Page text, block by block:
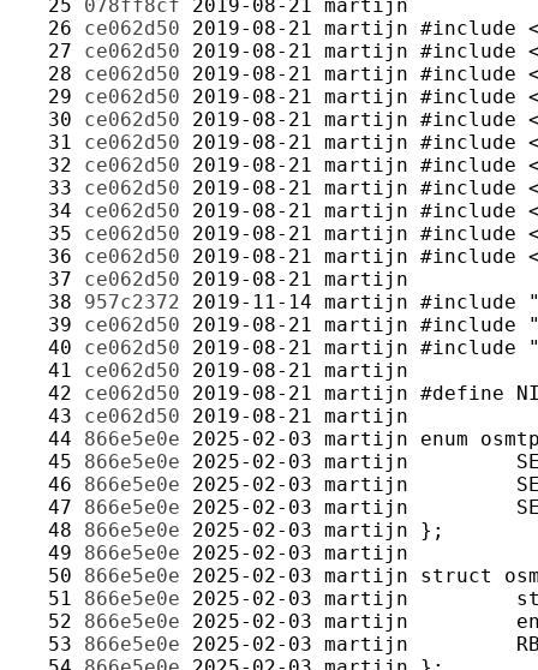
  25
078ff8cf 2019-08-21 martijn
  26
ce062d50 2019-08-21 martijn
  27
ce062d50 2019-08-21 martijn
  28
ce062d50 2019-08-21 martijn
  29
ce062d50 2019-08-21 martijn
  30
ce062d50 2019-08-21 martijn
  31
ce062d50 2019-08-21 martijn
  32
ce062d50 2019-08-21 martijn
  33
ce062d50 2019-08-21 martijn
  34
ce062d50 2019-08-21 martijn
  35
ce062d50 2019-08-21 martijn
  36
ce062d50 2019-08-21 martijn
  37
ce062d50 2019-08-21 martijn
  38
957c2372 2019-11-14 martijn
  39
ce062d50 2019-08-21 martijn
  40
ce062d50 2019-08-21 martijn
  41
ce062d50 2019-08-21 martijn
  42
ce062d50 2019-08-21 martijn
  43
ce062d50 2019-08-21 martijn
  44
866e5e0e 2025-02-03 martijn
  45
866e5e0e 2025-02-03 martijn
  46
866e5e0e 2025-02-03 martijn
  47
866e5e0e 2025-02-03 martijn
  48
866e5e0e 2025-02-03 martijn
  49
866e5e0e 2025-02-03 martijn
  50
866e5e0e 2025-02-03 martijn
  51
866e5e0e 2025-02-03 martijn
  52
866e5e0e 2025-02-03 martijn
  53
866e5e0e 2025-02-03 martijn